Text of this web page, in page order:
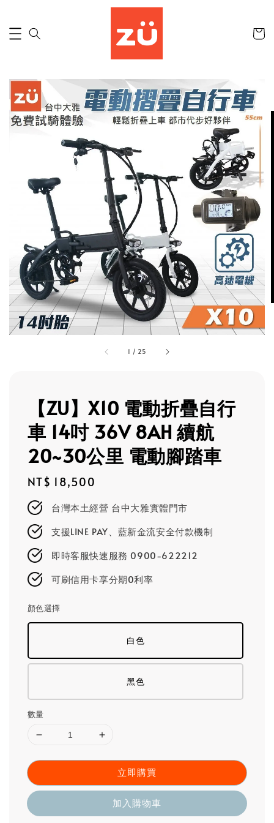
1 / 25
【ZU】X10 電動折疊自行
車 14吋 36V 8AH 續航
20~30公里 電動腳踏車
Regular
price
NT$ 18,500
台灣本土經營 台中大雅實體門市
支援LINE PAY、藍新金流安全付款機制
即時客服快速服務 0900-622212
可刷信用卡享分期0利率
顏色選擇
白色
黑色
數量
立即購買
加入購物車